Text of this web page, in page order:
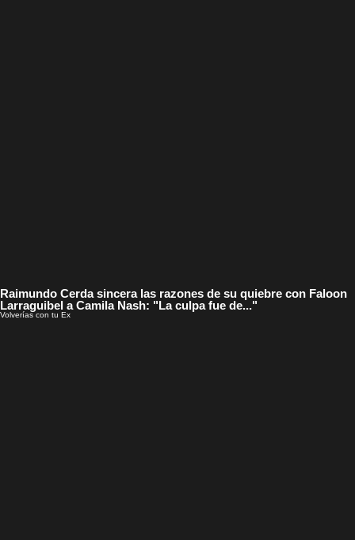
Raimundo Cerda sincera las razones de su quiebre con Faloon
Larraguibel a Camila Nash: "La culpa fue de..."
Volverías con tu Ex